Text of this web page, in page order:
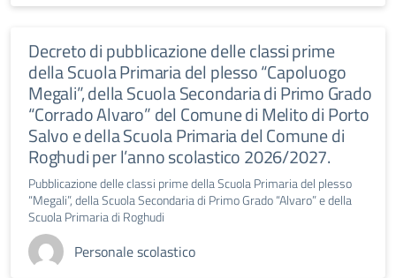
Decreto di pubblicazione delle classi prime
della Scuola Primaria del plesso “Capoluogo
Megali”, della Scuola Secondaria di Primo Grado
“Corrado Alvaro” del Comune di Melito di Porto
Salvo e della Scuola Primaria del Comune di
Roghudi per l’anno scolastico 2026/2027.
Pubblicazione delle classi prime della Scuola Primaria del plesso
“Megali”, della Scuola Secondaria di Primo Grado “Alvaro” e della
Scuola Primaria di Roghudi
Personale scolastico